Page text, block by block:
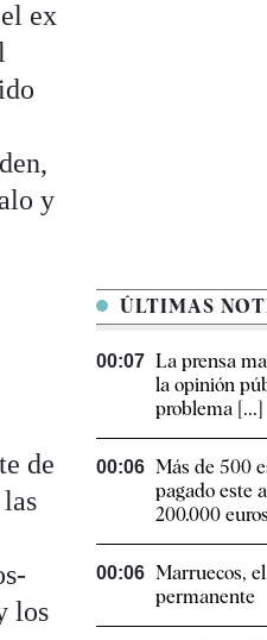
ex
y
de
los
ÚLTIMAS
00:07 La prensa
la opinión
problema [...]
00:06 Más de 500
pagado este
200.000
00:06 Marruecos,
permanente